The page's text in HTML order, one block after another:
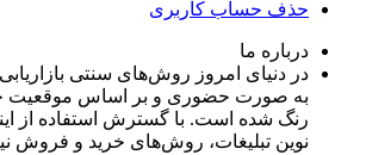
حذف حساب کاربری
درباره ما
در دنیای امروز روش‌های سنتی
به صورت حضوری و بر اساس موقعیت
رنگ شده است. با گسترش استفاده از
نوین تبلیغات، روش‌های خرید و فروش